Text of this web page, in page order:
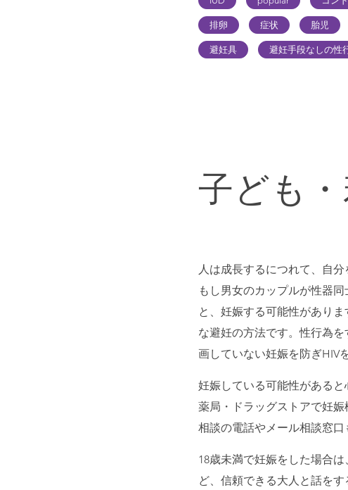
排卵 症状 胎児
避妊具 避妊手段なしの性
子ども
人は成長するにつれて、自
もし男女のカップルが性器
と、妊娠する可能性があり
な避妊の方法です。性行為
画していない妊娠を防ぎHIV
妊娠している可能性がある
薬局・ドラッグストアで妊
相談の電話やメール相談窓口
18歳未満で妊娠をした場合
ど、信頼できる大人と話を